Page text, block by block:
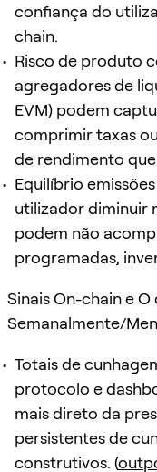
confiança do
chain.
Risco de produto
agregadores de
EVM) podem
comprimir taxas
de rendimento
Equilíbrio
utilizador diminuir
podem não
programadas,
Sinais On-chain e
Semanalmente/
Totais de
protocolo e
mais direto da
persistentes de
construtivos. (